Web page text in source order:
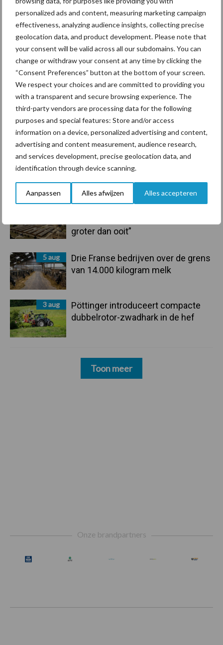
personalized ads and content, measuring marketing campaign
effectiveness, analyzing audience insights, collecting precise
geolocation data, and product development. Please note that
your consent will be valid across all our subdomains. You can
change or withdraw your consent at any time by clicking the
“Consent Preferences” button at the bottom of your screen.
We respect your choices and are committed to providing you
with a transparent and secure browsing experience. The
third-party vendors are processing data for the following
purposes and special features: Store and/or access
information on a device, personalized advertising and content,
advertising and content measurement, audience research,
and services development, precise geolocation data, and
identification through device scanning.
Aanpassen Alles afwijzen Alles accepteren
Primaire
Sidebar
Recent nieuws Partner nieuws
6 aug
ForFarmers ziet volume en
marktaandeel groeien in krimpende
Nederlandse markt
6 aug
Tien praktische tips voor een
langere levensduur
5 aug
“Vraag naar praktische
groter dan ooit”
5 aug
Drie Franse bedrijven over de grens
van 14.000 kilogram melk
3 aug
Pöttinger introduceert compacte
dubbelrotor-zwadhark in de hef
Toon meer
Toon meer
Onze brandpartners